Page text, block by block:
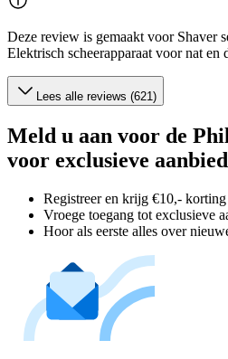
Deze review is gemaakt voor Shaver
Elektrisch scheerapparaat voor nat en
Lees alle reviews (621)
Meld u aan voor de
voor exclusieve
Registreer en krijg €10,- korting
Vroege toegang tot exclusieve
Hoor als eerste alles over